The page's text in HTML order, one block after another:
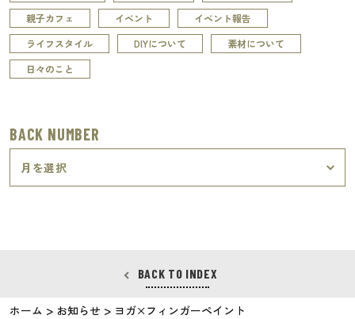
親子カフェ
イベント
イベント報告
ライフスタイル
DIYについて
素材について
日々のこと
BACK NUMBER
BACK TO INDEX
ホーム > お知らせ > ヨガ×フィンガーペイント